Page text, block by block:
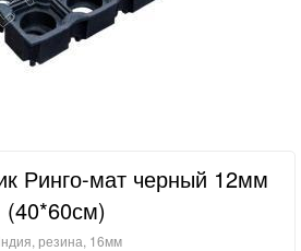
Ринго-мат черный 12мм
(40*60см)
резина, 16мм